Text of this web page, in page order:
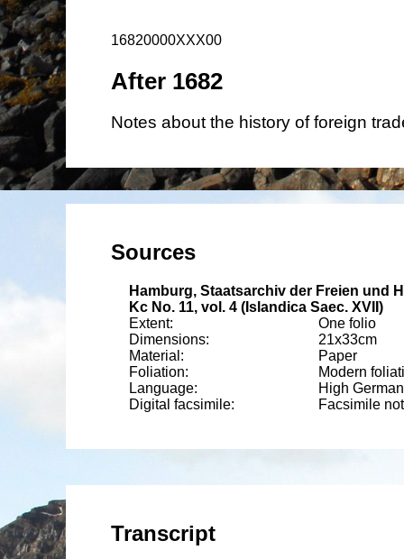
16820000XXX00
After 1682
Notes about the history of foreign
Hamburg, Staatsarchiv der Freien und
Kc No. 11, vol. 4 (Islandica Saec. XVII)
One folio
21x33cm
Paper
Modern
High German
Facsimile